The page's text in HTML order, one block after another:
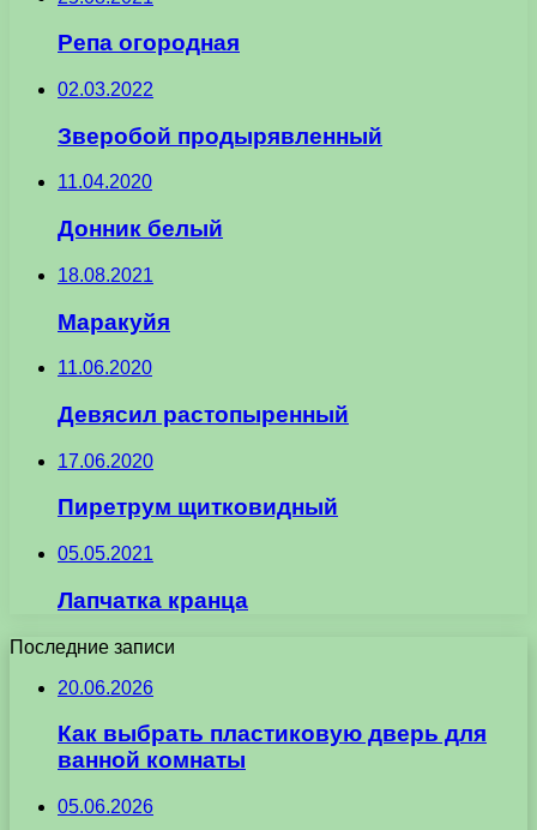
Репа огородная
02.03.2022
Зверобой продырявленный
11.04.2020
Донник белый
18.08.2021
Маракуйя
11.06.2020
Девясил растопыренный
17.06.2020
Пиретрум щитковидный
05.05.2021
Лапчатка кранца
Последние записи
20.06.2026
Как выбрать пластиковую дверь для
ванной комнаты
05.06.2026